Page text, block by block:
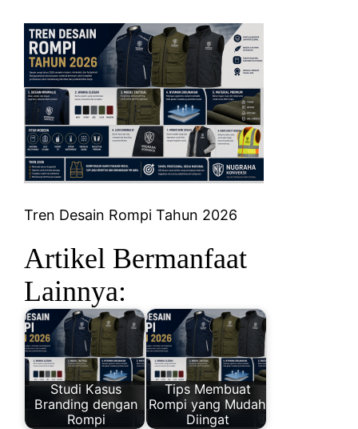
Tren Desain Rompi Tahun 2026
Artikel Bermanfaat
Lainnya:
Studi Kasus
Branding dengan
Rompi
Tips Membuat
Rompi yang Mudah
Diingat